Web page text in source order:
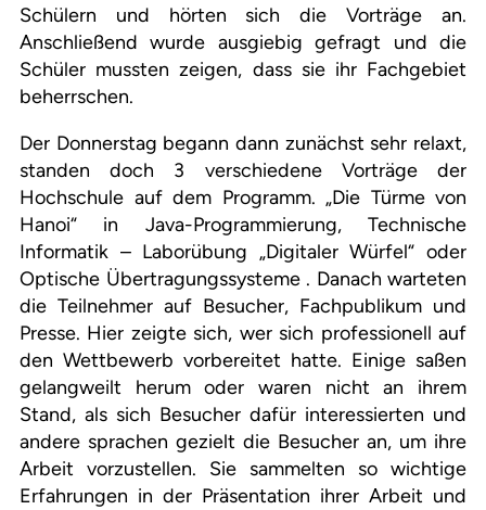
Schülern und hörten sich die Vorträge an.
Anschließend wurde ausgiebig gefragt und die
Schüler mussten zeigen, dass sie ihr Fachgebiet
beherrschen.
Der Donnerstag begann dann zunächst sehr relaxt,
standen doch 3 verschiedene Vorträge der
Hochschule auf dem Programm. „Die Türme von
Hanoi“ in Java-Programmierung, Technische
Informatik – Laborübung „Digitaler Würfel“ oder
Optische Übertragungssysteme . Danach warteten
die Teilnehmer auf Besucher, Fachpublikum und
Presse. Hier zeigte sich, wer sich professionell auf
den Wettbewerb vorbereitet hatte. Einige saßen
gelangweilt herum oder waren nicht an ihrem
Stand, als sich Besucher dafür interessierten und
andere sprachen gezielt die Besucher an, um ihre
Arbeit vorzustellen. Sie sammelten so wichtige
Erfahrungen in der Präsentation ihrer Arbeit und